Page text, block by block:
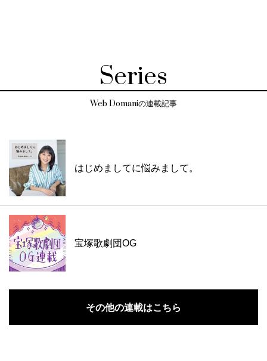
Series
Web Domaniの連載記事
はじめましてに悩みまして。
宝塚歌劇団OG
その他の連載はこちら